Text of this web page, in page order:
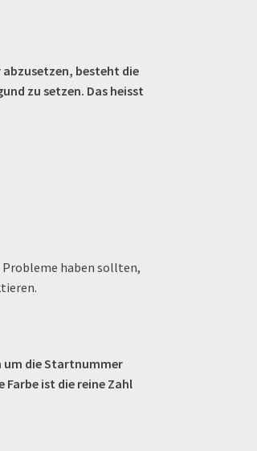
besteht die
zu setzen. Das heisst
Probleme haben sollten,
um die Startnummer
Farbe ist die reine Zahl